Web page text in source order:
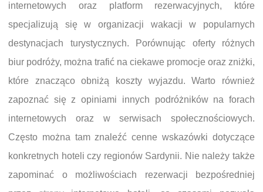
internetowych oraz platform rezerwacyjnych, które
specjalizują się w organizacji wakacji w popularnych
destynacjach turystycznych. Porównując oferty różnych
biur podróży, można trafić na ciekawe promocje oraz zniżki,
które znacząco obniżą koszty wyjazdu. Warto również
zapoznać się z opiniami innych podróżników na forach
internetowych oraz w serwisach społecznościowych.
Często można tam znaleźć cenne wskazówki dotyczące
konkretnych hoteli czy regionów Sardynii. Nie należy także
zapominać o możliwościach rezerwacji bezpośredniej